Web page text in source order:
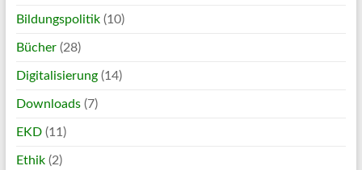
Bildungspolitik(10)
Bücher(28)
Digitalisierung(14)
Downloads(7)
EKD(11)
Ethik(2)